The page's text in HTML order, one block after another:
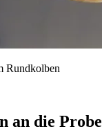
Rundkolben
an die Probe